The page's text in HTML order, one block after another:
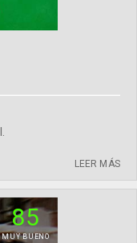
LEER MÁS
85
MUY BUENO